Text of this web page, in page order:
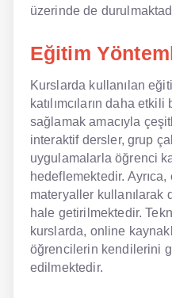
üzerinde de
Eğitim
Kurslarda kullanılan
katılımcıların daha
sağlamak amacıyla
interaktif dersler, grup
uygulamalarla öğrenci
hedeflemektedir.
materyaller kullanılarak
hale getirilmektedir.
kurslarda, online
öğrencilerin kendilerini
edilmektedir.